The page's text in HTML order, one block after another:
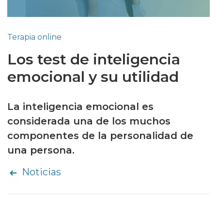
Terapia online
Los test de inteligencia
emocional y su utilidad
La inteligencia emocional es
considerada una de los muchos
componentes de la personalidad de
una persona.
Noticias